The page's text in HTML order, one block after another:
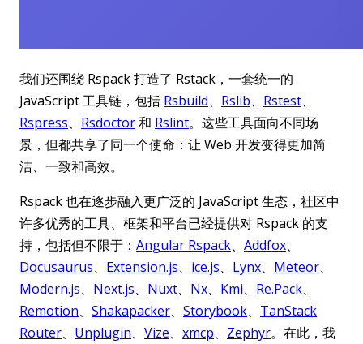
我们还围绕 Rspack 打造了 Rstack，一套统一的
JavaScript 工具链，包括 Rsbuild、 Rslib、 Rstest、
Rspress、 Rsdoctor和 Rslint。这些工具面向不同场
景，但都共享了同一个使命：让 Web 开发变得更加简
洁、一致和高效。
Rspack 也在逐步融入更广泛的 JavaScript 生态，社区中
许多优秀的工具、框架和平台已经提供对 Rspack 的支
持，包括但不限于： Angular Rspack、 Addfox、
Docusaurus、 Extension.js、 ice.js、 Lynx、 Meteor、
Modern.js、 Next.js、 Nuxt、 Nx、 Kmi、 Re.Pack、
Remotion、 Shakapacker、 Storybook、 TanStack
Router、 Unplugin、 Vize、 xmcp、 Zephyr。在此，我